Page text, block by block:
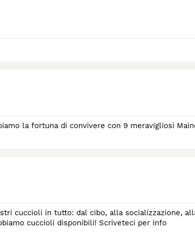
alla socializzazione, alla
all'amore e l'attenzione che dedichiamo loro. Abbiamo cuccioli disponibili! Scriveteci per info